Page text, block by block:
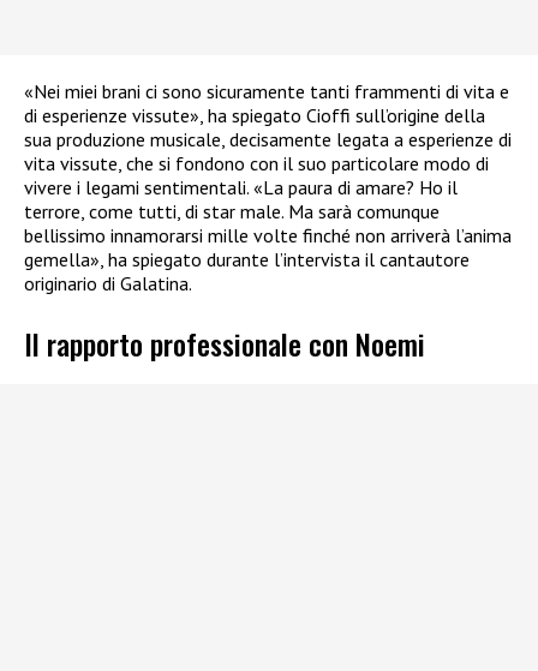
«Nei miei brani ci sono sicuramente tanti frammenti di vita e
di esperienze vissute», ha spiegato Cioffi sull’origine della
sua produzione musicale, decisamente legata a esperienze di
vita vissute, che si fondono con il suo particolare modo di
vivere i legami sentimentali. «La paura di amare? Ho il
terrore, come tutti, di star male. Ma sarà comunque
bellissimo innamorarsi mille volte finché non arriverà l’anima
gemella», ha spiegato durante l’intervista il cantautore
originario di Galatina.
Il rapporto professionale con Noemi